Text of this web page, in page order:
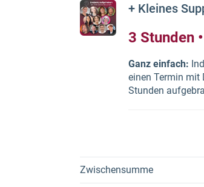
+ Kleines
3 Stunden
Ganz einfach:
einen Termin mit
Stunden
Zwischensumme